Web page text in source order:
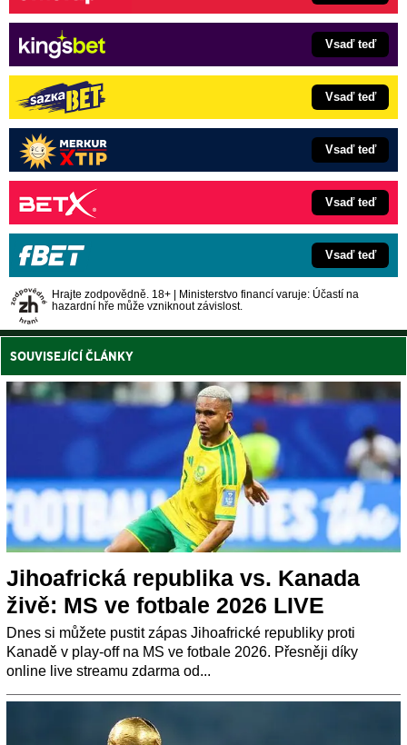
Vsaď teď
Vsaď teď
Vsaď teď
Vsaď teď
Vsaď teď
Hrajte zodpovědně. 18+ | Ministerstvo financí varuje: Účastí na
hazardní hře může vzniknout závislost.
SOUVISEJÍCÍ ČLÁNKY
Jihoafrická republika vs. Kanada
živě: MS ve fotbale 2026 LIVE
Dnes si můžete pustit zápas Jihoafrické republiky proti
Kanadě v play-off na MS ve fotbale 2026. Přesněji díky
online live streamu zdarma od...